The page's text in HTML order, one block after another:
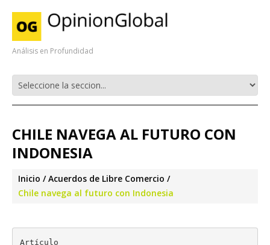
Análisis en Profundidad
CHILE NAVEGA AL FUTURO CON
INDONESIA
Inicio
Acuerdos de Libre Comercio
Chile navega al futuro con Indonesia